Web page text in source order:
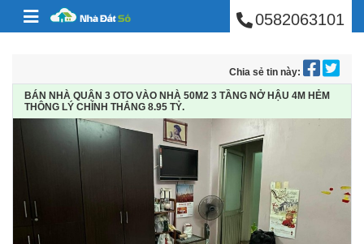
Skip to content BÁN NHÀ PHÚ0582063101
Chia sẻ tin này:
BÁN NHÀ QUẬN 3 OTO VÀO NHÀ 50M2 3 TẦNG NỞ HẬU 4M HẺM
THÔNG LÝ CHÍNH THẮNG 8.95 TỶ.